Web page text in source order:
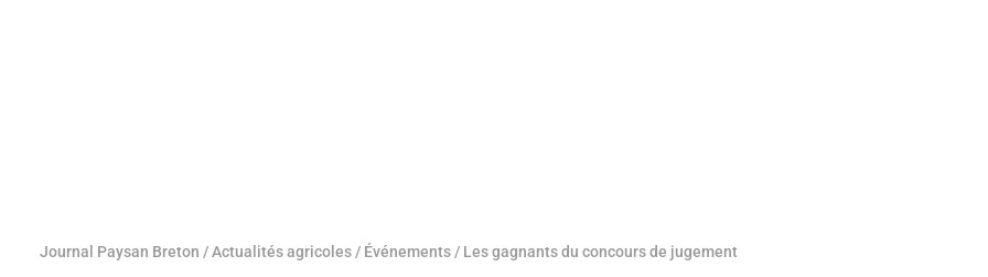
Journal Paysan Breton /Actualités agricoles / Événements / Les gagnants du concours de jugement